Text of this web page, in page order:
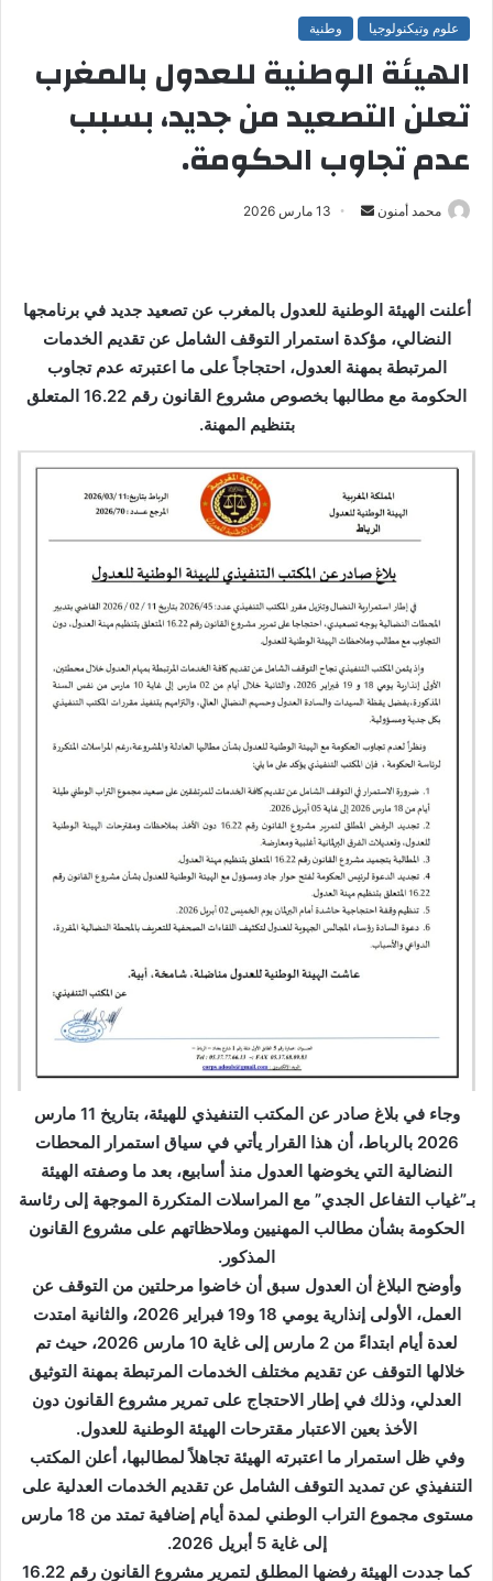
علوم وتيكنولوجيا وطنية
الهيئة الوطنية للعدول بالمغرب
تعلن التصعيد من جديد، بسبب
عدم تجاوب الحكومة.
محمد أمنون
ب
ر
ي
د
إ
ك
ت
و
ن
ي
13 مارس 2026
أعلنت الهيئة الوطنية للعدول بالمغرب عن تصعيد جديد في برنامجها
النضالي، مؤكدة استمرار التوقف الشامل عن تقديم الخدمات
المرتبطة بمهنة العدول، احتجاجاً على ما اعتبرته عدم تجاوب
الحكومة مع مطالبها بخصوص مشروع القانون رقم 16.22 المتعلق
بتنظيم المهنة.
وجاء في بلاغ صادر عن المكتب التنفيذي للهيئة، بتاريخ 11 مارس
2026 بالرباط، أن هذا القرار يأتي في سياق استمرار المحطات
النضالية التي يخوضها العدول منذ أسابيع، بعد ما وصفته الهيئة
بـ”غياب التفاعل الجدي” مع المراسلات المتكررة الموجهة إلى رئاسة
الحكومة بشأن مطالب المهنيين وملاحظاتهم على مشروع القانون
المذكور.
وأوضح البلاغ أن العدول سبق أن خاضوا مرحلتين من التوقف عن
العمل، الأولى إنذارية يومي 18 و19 فبراير 2026، والثانية امتدت
لعدة أيام ابتداءً من 2 مارس إلى غاية 10 مارس 2026، حيث تم
خلالها التوقف عن تقديم مختلف الخدمات المرتبطة بمهنة التوثيق
العدلي، وذلك في إطار الاحتجاج على تمرير مشروع القانون دون
الأخذ بعين الاعتبار مقترحات الهيئة الوطنية للعدول.
وفي ظل استمرار ما اعتبرته الهيئة تجاهلاً لمطالبها، أعلن المكتب
التنفيذي عن تمديد التوقف الشامل عن تقديم الخدمات العدلية على
مستوى مجموع التراب الوطني لمدة أيام إضافية تمتد من 18 مارس
إلى غاية 5 أبريل 2026.
كما جددت الهيئة رفضها المطلق لتمرير مشروع القانون رقم 16.22